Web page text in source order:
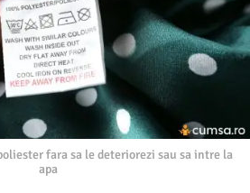
fara sa le deteriorezi sau sa intre la
apa